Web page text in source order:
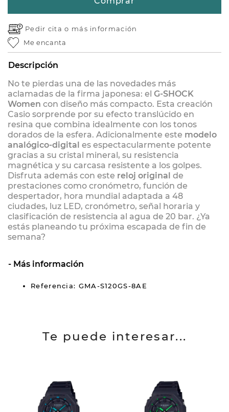
Pedir cita o más información
Me encanta
Descripción
No te pierdas una de las novedades más
aclamadas de la firma japonesa: el G-SHOCK
Women con diseño más compacto. Esta creación
Casio sorprende por su efecto translúcido en
resina que combina idealmente con los tonos
dorados de la esfera. Adicionalmente este modelo
analógico-digital es espectacularmente potente
gracias a su cristal mineral, su resistencia
magnética y su carcasa resistente a los golpes.
Disfruta además con este reloj original de
prestaciones como cronómetro, función de
despertador, hora mundial adaptada a 48
ciudades, luz LED, cronómetro, señal horaria y
clasificación de resistencia al agua de 20 bar. ¿Ya
estás planeando tu próxima escapada de fin de
semana?
Más información
Referencia: GMA-S120GS-8AE
Te puede interesar...